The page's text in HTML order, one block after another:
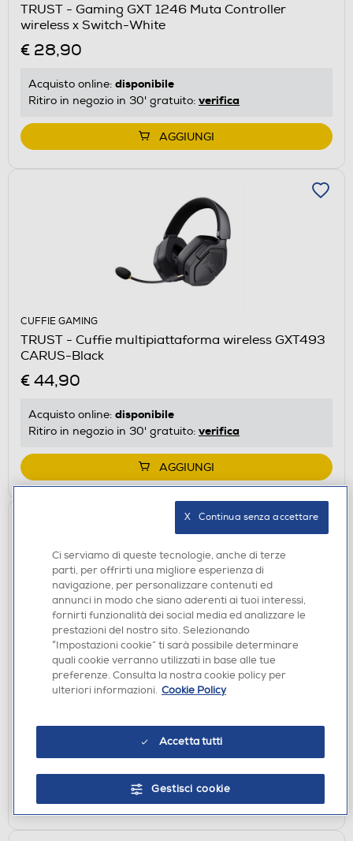
TRUST - Gaming GXT 1246 Muta Controller
wireless x Switch-White
€ 28,90
Acquisto online: disponibile
Ritiro in negozio in 30' gratuito: verifica
AGGIUNGI
CUFFIE GAMING
TRUST - Cuffie multipiattaforma wireless GXT493
CARUS-Black
€ 44,90
Acquisto online: disponibile
Ritiro in negozio in 30' gratuito: verifica
AGGIUNGI
TASTIERE GAMING
TRUST - Tastiera illuminata GXT 833 Thado TKL-
White
disponibile
Ritiro in negozio in 30' gratuito:verifica
Ci serviamo di queste tecnologie, anche di terze
parti, per offrirti una migliore esperienza di
navigazione, per personalizzare contenuti ed
annunci in modo che siano aderenti ai tuoi interessi,
fornirti funzionalità dei social media ed analizzare le
prestazioni del nostro sito. Selezionando
“Impostazioni cookie” ti sarà possibile determinare
quali cookie verranno utilizzati in base alle tue
preferenze. Consulta la nostra cookie policy per
ulteriori informazioni. Cookie Policy
Accetta tutti
Gestisci cookie
X   Continua senza accettare